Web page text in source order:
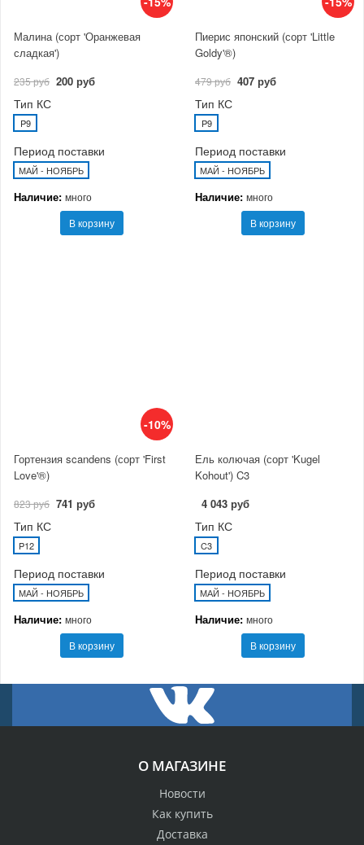
Малина (сорт 'Оранжевая
сладкая')
235 руб 200 руб
Тип КС
P9
Период поставки
МАЙ - НОЯБРЬ
Наличие: много
В корзину
Пиерис японский (сорт 'Little
Goldy'®)
479 руб 407 руб
Тип КС
P9
Период поставки
МАЙ - НОЯБРЬ
Наличие: много
В корзину
-10%
Гортензия scandens (сорт 'First
Love'®)
823 руб 741 руб
Тип КС
P12
Период поставки
МАЙ - НОЯБРЬ
Наличие: много
В корзину
Ель колючая (сорт 'Kugel
Kohout') C3
4 043 руб
Тип КС
C3
Период поставки
МАЙ - НОЯБРЬ
Наличие: много
В корзину
О МАГАЗИНЕ
Новости
Как купить
Доставка